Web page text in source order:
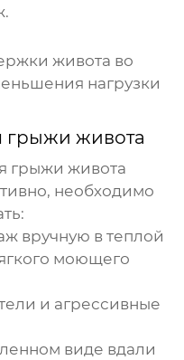
живота во
нагрузки
грыжи живота
грыжи живота
необходимо
вручную в теплой
моющего
и агрессивные
виде вдали